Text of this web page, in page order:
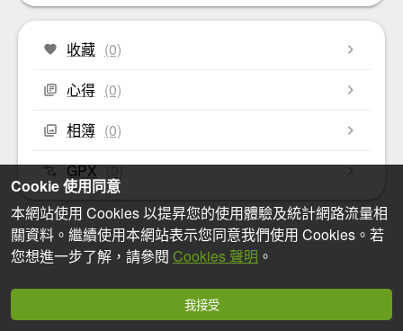
收藏 (0)
心得 (0)
相簿 (0)
GPX (0)
Cookie 使用同意
本網站使用 Cookies 以提昇您的使用體驗及統計網路流量相
關資料。繼續使用本網站表示您同意我們使用 Cookies。若
您想進一步了解，請參閱 Cookies 聲明 。
我接受